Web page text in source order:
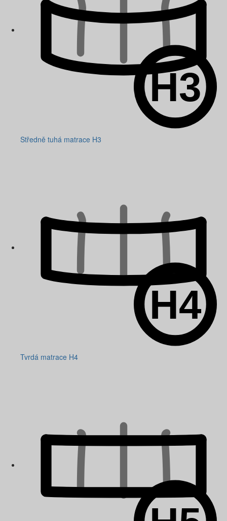
Středně tuhá matrace H3
Tvrdá matrace H4